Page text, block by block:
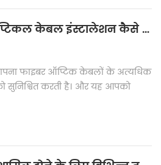
एक अच्छा फाइबर ऑप्टिकल केबल इंस्टालेशन कैसे करें?
फाइबर ऑप्टिक केबलों के अत्यधिक
सुनिश्चित करती है। और यह आपको